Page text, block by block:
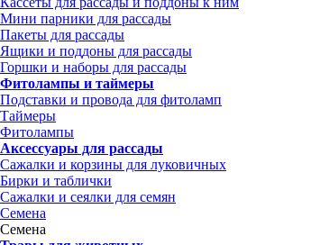
Мини парники для рассады
Пакеты для рассады
Ящики и поддоны для рассады
Горшки и наборы для рассады
Фитолампы и таймеры
Подставки и провода для фитоламп
Таймеры
Фитолампы
Аксессуары для рассады
Сажалки и корзины для луковичных
Бирки и таблички
Сажалки и сеялки для семян
Семена
Семена